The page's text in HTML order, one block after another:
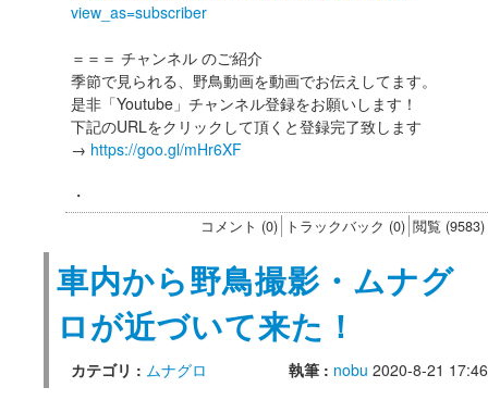
view_as=subscriber
＝＝＝ チャンネル のご紹介
季節で見られる、野鳥動画を動画でお伝えしてます。
是非「Youtube」チャンネル登録をお願いします！
下記のURLをクリックして頂くと登録完了致します
→ https://goo.gl/mHr6XF
・
コメント (0) トラックバック (0) 閲覧 (9583)
車内から野鳥撮影・ムナグ
ロが近づいて来た！
カテゴリ : ムナグロ 執筆 : nobu 2020-8-21 17:46